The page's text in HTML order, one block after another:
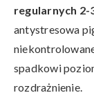
regularnych 2-
antystresowa
spadkowi
rozdrażnienie.